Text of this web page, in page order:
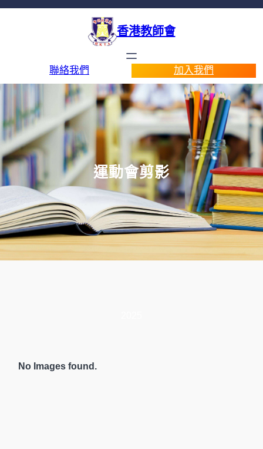
香港教師會
聯絡我們 加入我們
運動會剪影
No Images found.